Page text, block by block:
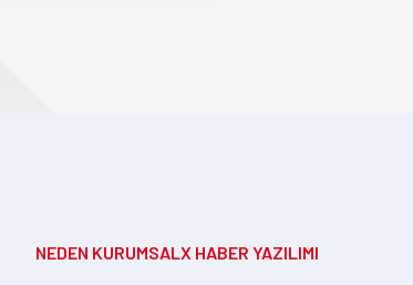
NEDEN KURUMSALX HABER YAZILIMI